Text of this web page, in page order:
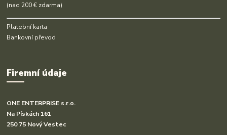
(nad 200 € zdarma)
Platební karta
Bankovní převod
Firemní údaje
ONE ENTERPRISE s.r.o.
Na Pískách 161
250 75 Nový Vestec